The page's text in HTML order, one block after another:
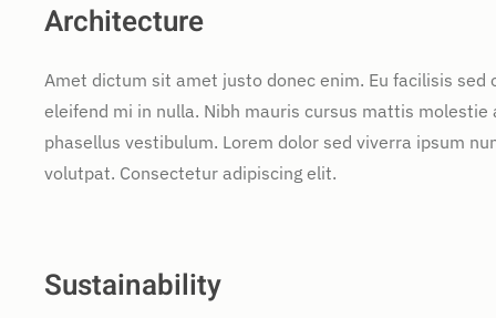
Architecture
Amet dictum sit amet justo donec enim. Eu facilisis
eleifend mi in nulla. Nibh mauris cursus mattis
phasellus vestibulum. Lorem dolor sed viverra ipsum
volutpat. Consectetur adipiscing elit.
Sustainability